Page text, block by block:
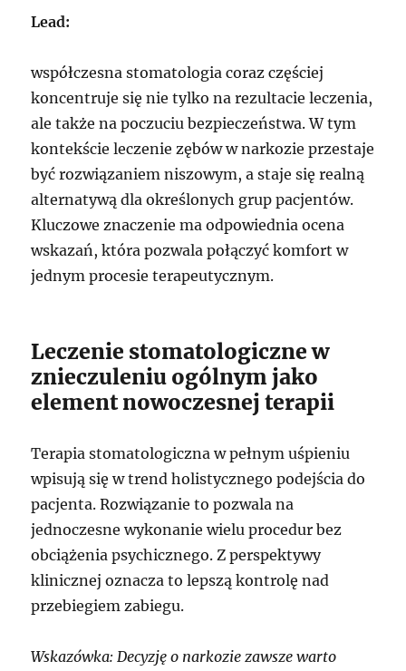
Lead:
współczesna stomatologia coraz częściej
koncentruje się nie tylko na rezultacie leczenia,
ale także na poczuciu bezpieczeństwa. W tym
kontekście leczenie zębów w narkozie przestaje
być rozwiązaniem niszowym, a staje się realną
alternatywą dla określonych grup pacjentów.
Kluczowe znaczenie ma odpowiednia ocena
wskazań, która pozwala połączyć komfort w
jednym procesie terapeutycznym.
Leczenie stomatologiczne w
znieczuleniu ogólnym jako
element nowoczesnej terapii
Terapia stomatologiczna w pełnym uśpieniu
wpisują się w trend holistycznego podejścia do
pacjenta. Rozwiązanie to pozwala na
jednoczesne wykonanie wielu procedur bez
obciążenia psychicznego. Z perspektywy
klinicznej oznacza to lepszą kontrolę nad
przebiegiem zabiegu.
Wskazówka: Decyzję o narkozie zawsze warto